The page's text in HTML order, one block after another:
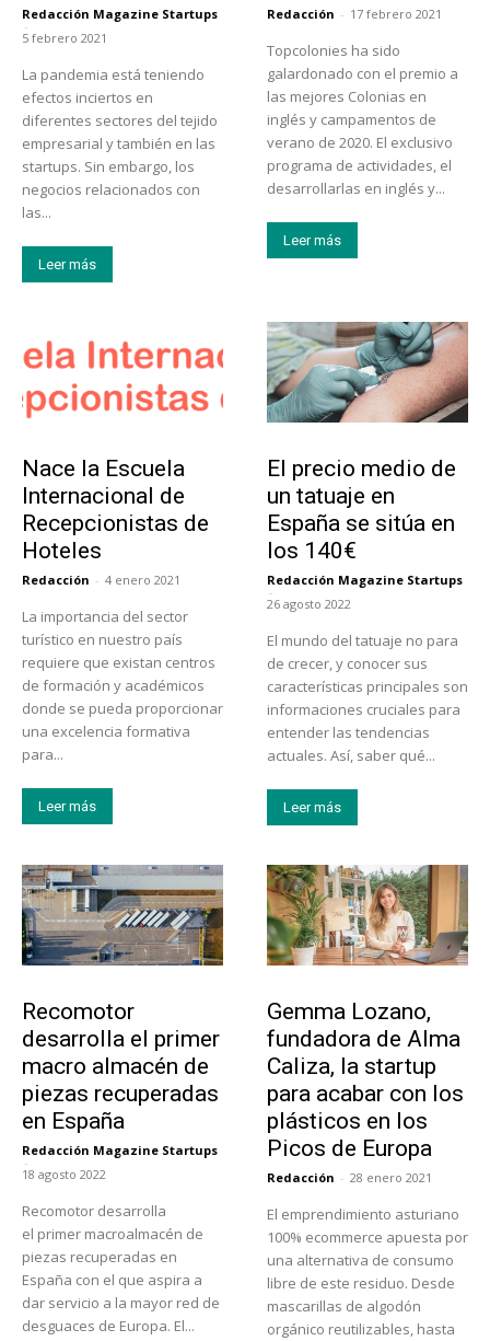
Redacción Magazine Startups
-
5 febrero 2021
La pandemia está teniendo
efectos inciertos en
diferentes sectores del tejido
empresarial y también en las
startups. Sin embargo, los
negocios relacionados con
las...
Leer más
Redacción - 17 febrero 2021
Topcolonies ha sido
galardonado con el premio a
las mejores Colonias en
inglés y campamentos de
verano de 2020. El exclusivo
programa de actividades, el
desarrollarlas en inglés y...
Leer más
Nace la Escuela
Internacional de
Recepcionistas de
Hoteles
Redacción - 4 enero 2021
La importancia del sector
turístico en nuestro país
requiere que existan centros
de formación y académicos
donde se pueda proporcionar
una excelencia formativa
para...
Leer más
El precio medio de
un tatuaje en
España se sitúa en
los 140€
Redacción Magazine Startups
-
26 agosto 2022
El mundo del tatuaje no para
de crecer, y conocer sus
características principales son
informaciones cruciales para
entender las tendencias
actuales. Así, saber qué...
Leer más
Recomotor
desarrolla el primer
macro almacén de
piezas recuperadas
en España
Redacción Magazine Startups
-
18 agosto 2022
Recomotor desarrolla
el primer macroalmacén de
piezas recuperadas en
España con el que aspira a
dar servicio a la mayor red de
desguaces de Europa. El...
Gemma Lozano,
fundadora de Alma
Caliza, la startup
para acabar con los
plásticos en los
Picos de Europa
Redacción - 28 enero 2021
El emprendimiento asturiano
100% ecommerce apuesta por
una alternativa de consumo
libre de este residuo. Desde
mascarillas de algodón
orgánico reutilizables, hasta